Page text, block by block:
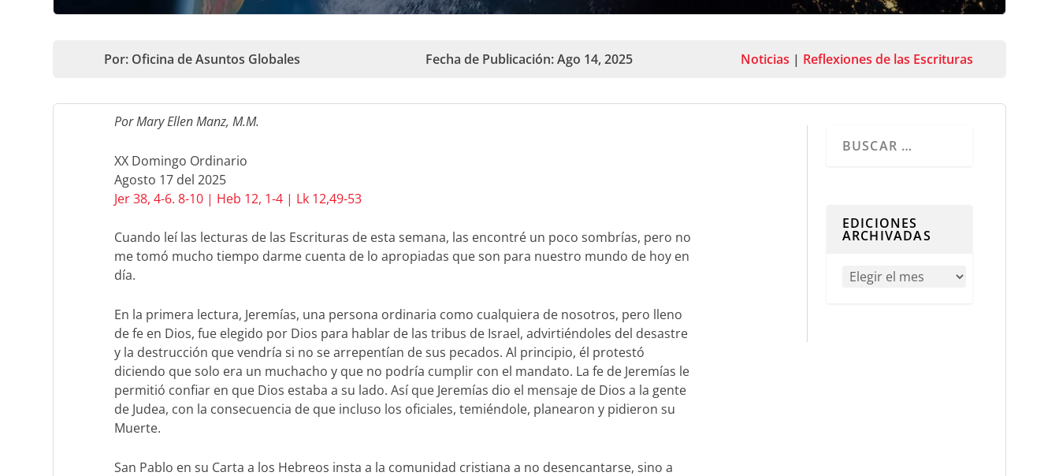
Por: Oficina de Asuntos Globales Fecha de Publicación: Ago 14, 2025 Noticias | Reflexiones de las Escrituras
Por Mary Ellen Manz, M.M.
XX Domingo Ordinario
Agosto 17 del 2025
Jer 38, 4-6. 8-10 | Heb 12, 1-4 | Lk 12,49-53
Cuando leí las lecturas de las Escrituras de esta semana, las encontré un poco sombrías, pero no
me tomó mucho tiempo darme cuenta de lo apropiadas que son para nuestro mundo de hoy en
día.
En la primera lectura, Jeremías, una persona ordinaria como cualquiera de nosotros, pero lleno
de fe en Dios, fue elegido por Dios para hablar de las tribus de Israel, advirtiéndoles del desastre
y la destrucción que vendría si no se arrepentían de sus pecados. Al principio, él protestó
diciendo que solo era un muchacho y que no podría cumplir con el mandato. La fe de Jeremías le
permitió confiar en que Dios estaba a su lado. Así que Jeremías dio el mensaje de Dios a la gente
de Judea, con la consecuencia de que incluso los oficiales, temiéndole, planearon y pidieron su
Muerte.
San Pablo en su Carta a los Hebreos insta a la comunidad cristiana a no desencantarse, sino a
EDICIONES
ARCHIVADAS